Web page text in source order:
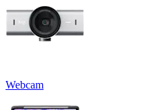
Webcam